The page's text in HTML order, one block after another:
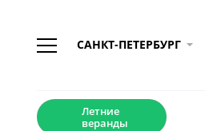
САНКТ-ПЕТЕРБУРГ
Летние
веранды